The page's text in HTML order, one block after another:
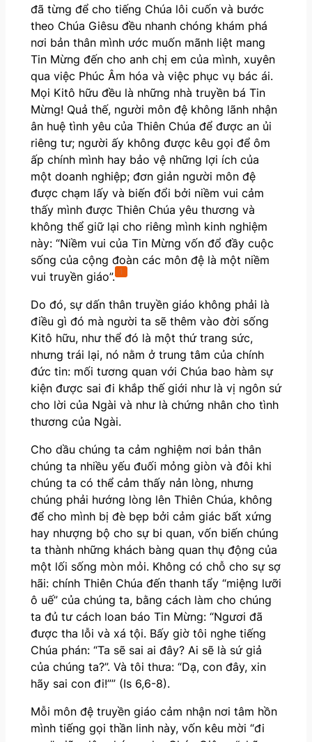
đã từng để cho tiếng Chúa lôi cuốn và bước
theo Chúa Giêsu đều nhanh chóng khám phá
nơi bản thân mình ước muốn mãnh liệt mang
Tin Mừng đến cho anh chị em của mình, xuyên
qua việc Phúc Âm hóa và việc phục vụ bác ái.
Mọi Kitô hữu đều là những nhà truyền bá Tin
Mừng! Quả thế, người môn đệ không lãnh nhận
ân huệ tình yêu của Thiên Chúa để được an ủi
riêng tư; người ấy không được kêu gọi để ôm
ấp chính mình hay bảo vệ những lợi ích của
một doanh nghiệp; đơn giản người môn đệ
được chạm lấy và biến đổi bởi niềm vui cảm
thấy mình được Thiên Chúa yêu thương và
không thể giữ lại cho riêng mình kinh nghiệm
này: “Niềm vui của Tin Mừng vốn đổ đầy cuộc
sống của cộng đoàn các môn đệ là một niềm
vui truyền giáo”. 1
Do đó, sự dấn thân truyền giáo không phải là
điều gì đó mà người ta sẽ thêm vào đời sống
Kitô hữu, như thể đó là một thứ trang sức,
nhưng trái lại, nó nằm ở trung tâm của chính
đức tin: mối tương quan với Chúa bao hàm sự
kiện được sai đi khắp thế giới như là vị ngôn sứ
cho lời của Ngài và như là chứng nhân cho tình
thương của Ngài.
Cho dầu chúng ta cảm nghiệm nơi bản thân
chúng ta nhiều yếu đuối mỏng giòn và đôi khi
chúng ta có thể cảm thấy nản lòng, nhưng
chúng phải hướng lòng lên Thiên Chúa, không
để cho mình bị đè bẹp bởi cảm giác bất xứng
hay nhượng bộ cho sự bi quan, vốn biến chúng
ta thành những khách bàng quan thụ động của
một lối sống mòn mỏi. Không có chỗ cho sự sợ
hãi: chính Thiên Chúa đến thanh tẩy “miệng lưỡi
ô uế” của chúng ta, bằng cách làm cho chúng
ta đủ tư cách loan báo Tin Mừng: “Ngươi đã
được tha lỗi và xá tội. Bấy giờ tôi nghe tiếng
Chúa phán: “Ta sẽ sai ai đây? Ai sẽ là sứ giả
của chúng ta?”. Và tôi thưa: “Dạ, con đây, xin
hãy sai con đi!”” (Is 6,6-8).
Mỗi môn đệ truyền giáo cảm nhận nơi tâm hồn
mình tiếng gọi thần linh này, vốn kêu mời “đi